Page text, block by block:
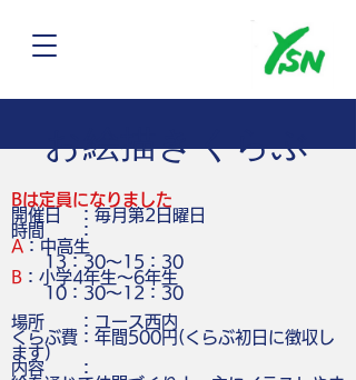
お絵描きくらぶ
Bは定員になりました
開催日 ：毎月 第2日曜日
時間 ：
A ：中高生
13：30～15：30
B ：小学4年生～6年生
10：30～12：30
場所 ：ユース西内
くらぶ費：年間500円(くらぶ初日に徴収し
ます)
内容 ：